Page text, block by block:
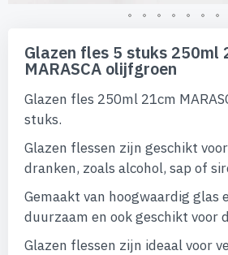
naar
begin
afbeeldingen-
Glazen fles 5 stuks 250ml
MARASCA olijfgroen
Glazen fles 250ml 21cm
stuks.
Glazen flessen zijn geschikt
dranken, zoals alcohol, sap of
Gemaakt van hoogwaardig glas
duurzaam en ook geschikt voor
Glazen flessen zijn ideaal voor